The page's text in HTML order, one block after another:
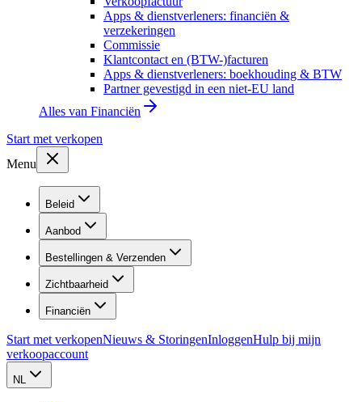
Apps & dienstverleners: financiën &
verzekeringen
Commissie
Klantcontact en (BTW-)facturen
Apps & dienstverleners: boekhouding & BTW
Partner gevestigd in een niet-EU land
Alles van Financiën
Start met verkopen
Menu
Beleid
Aanbod
Bestellingen & Verzenden
Zichtbaarheid
Financiën
Start met verkopenNieuws & StoringenInloggenHulp bij mijn
verkoopaccount
NL